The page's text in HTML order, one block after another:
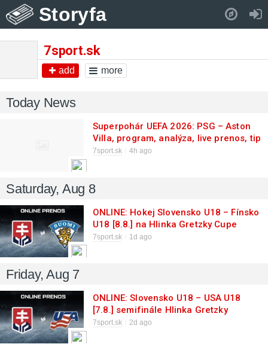
Storyfa
7sport.sk
add more
Today News
Superpohár UEFA 2026: PSG – Aston
Villa, program, analýza, live prenos, tip
na zápas
7sport.sk 4h ago
Saturday, Aug 8
ONLINE: Hokej Slovensko U18 – Fínsko
U18 [8.8.] na Hlinka Gretzky Cupe
7sport.sk 1d ago
Friday, Aug 7
ONLINE: Slovensko U18 – USA U18
[7.8.] semifinále Hlinka Gretzky
Cupu
7sport.sk 2d ago
Pull down to refresh..